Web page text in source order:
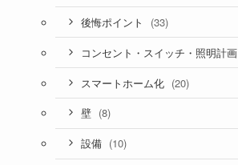
後悔ポイント (33)
コンセント・スイッチ・照明計画
スマートホーム化 (20)
壁 (8)
設備 (10)